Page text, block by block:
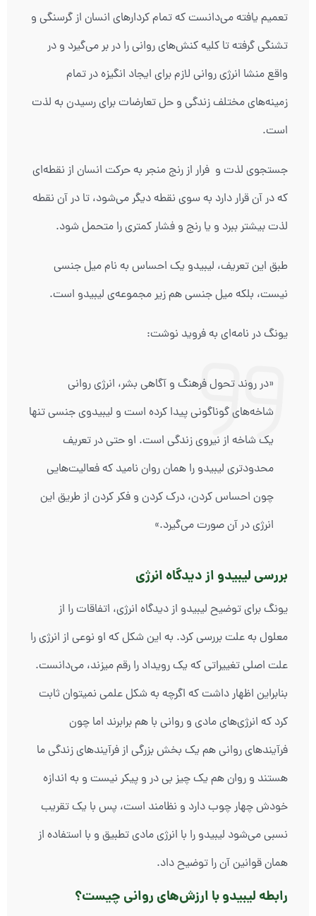
تعمیم یافته می‌دانست که تمام کردارهای انسان از گرسنگی و
تشنگی گرفته تا کلیه کنش‌های روانی را در بر می‌گیرد و در
واقع منشا انرژی روانی لازم برای ایجاد انگیزه در تمام
زمینه‌های مختلف زندگی و حل تعارضات برای رسیدن به لذت
است.
جستجوي لذت و فرار از رنج منجر به حركت انسان از نقطه‌اي
كه در آن قرار دارد به سوي نقطه ديگر مي‌شود، تا در آن نقطه
لذت بيشتر ببرد و يا رنج و فشار كمتري را متحمل شود.
طبق این تعریف، لیبیدو یک احساس به نام میل جنسی
نیست، بلکه میل جنسی هم زیر مجموعه‌ی لیبیدو است.
یونگ در نامه‌ای به فروید نوشت:
«در روند تحول فرهنگ و آگاهی بشر، انرژی روانی
شاخه‌های گوناگونی پیدا کرده است و لیبیدوی جنسی تنها
یک شاخه از نیروی زندگی است. او حتی در تعریف
محدود‌تری لیبیدو را همان روان نامید که فعالیت‌هایی
چون احساس کردن، درک کردن و فکر کردن از طریق این
انرژی در آن صورت می‌گیرد.»
بررسی لیبیدو از دیدگاه انرژی
یونگ برای توضیح لیبیدو از دیدگاه انرژی، اتفاقات را از
معلول به علت بررسی کرد. به این شکل که او نوعی از انرژی را
علت اصلی تغییراتی که یک رویداد را رقم میزند، می‌دانست.
بنابراین اظهار داشت که اگرچه به شکل علمی نمیتوان ثابت
کرد که انرژی‌های مادی و روانی با هم برابرند اما چون
فرآیندهای روانی هم یک بخش بزرگی از فرآیندهای زندگی ما
هستند و روان هم یک چیز بی در و پیکر نیست و به اندازه
خودش چهار چوب دارد و نظامند است، پس با یک تقریب
نسبی می‌شود لیبیدو را با انرژی مادی تطبیق و با استفاده از
همان قوانین آن را توضیح‌ داد.
رابطه لیبیدو با ارزش‌های روانی چیست؟